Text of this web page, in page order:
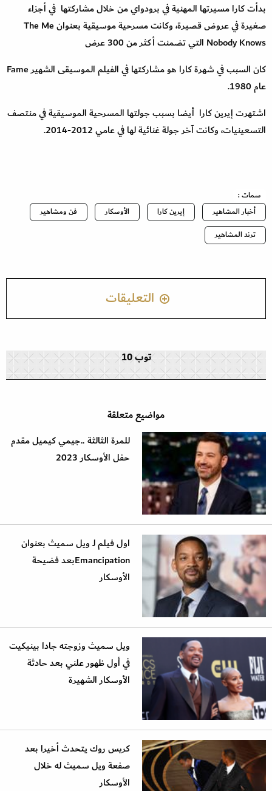
بدأت كارا مسيرتها المهنية في برودواي من خلال مشاركتها في أجزاء
صغيرة في عروض قصيرة، وكانت مسرحية موسيقية بعنوان The Me
Nobody Knows التي تضمنت أكثر من 300 عرض
كان السبب في شهرة كارا هو مشاركتها في الفيلم الموسيقى الشهير Fame
عام 1980.
اشتهرت إيرين كارا أيضا بسبب جولتها المسرحية الموسيقية في منتصف
التسعينيات، وكانت آخر جولة غنائية لها في عامي 2012-2014.
سمات :
أخبار المشاهير
إيرين كارا الأوسكار
فن ومشاهير
ترند المشاهير
التعليقات
توب 10
مواضيع متعلقة
للمرة الثالثة ..جيمي كيميل مقدم
حفل الأوسكار 2023
اول فيلم لـ ويل سميث بعنوان
Emancipationبعد فضيحة
الأوسكار
ويل سميث وزوجته جادا بينيكيت
في أول ظهور علني بعد حادثة
الأوسكار الشهيرة
كريس روك يتحدث أخيرا بعد
صفعة ويل سميث له خلال
الأوسكار